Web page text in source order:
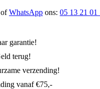
ofWhatsApp ons: 05 13 21 01
garantie!
terug!
verzending!
vanaf €75,-